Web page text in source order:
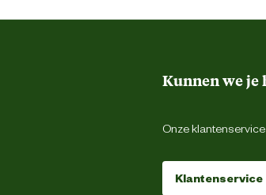
Kunnen we je
Onze
Klantenservice